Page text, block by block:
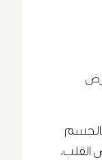
بالجسم
القلب،